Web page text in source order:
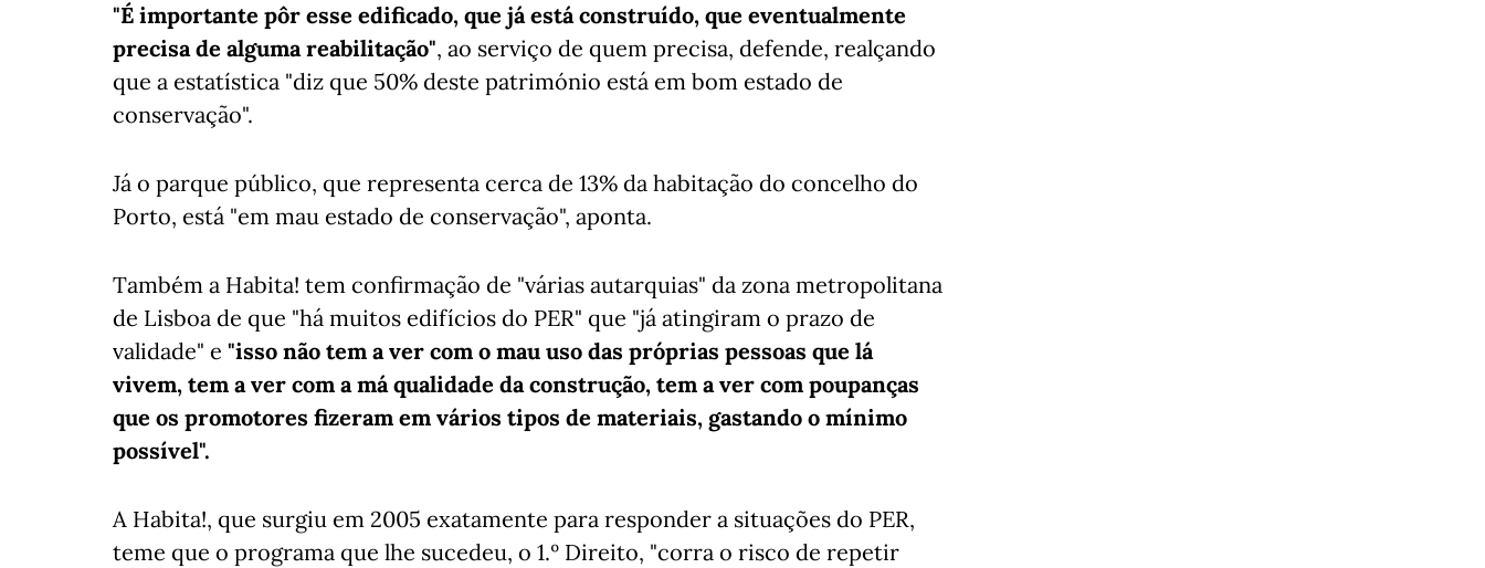
"É importante pôr esse edificado, que já está construído, que eventualmente
precisa de alguma reabilitação", ao serviço de quem precisa, defende, realçando
que a estatística "diz que 50% deste património está em bom estado de
conservação".
Já o parque público, que representa cerca de 13% da habitação do concelho do
Porto, está "em mau estado de conservação", aponta.
Também a Habita! tem confirmação de "várias autarquias" da zona metropolitana
de Lisboa de que "há muitos edifícios do PER" que "já atingiram o prazo de
validade" e "isso não tem a ver com o mau uso das próprias pessoas que lá
vivem, tem a ver com a má qualidade da construção, tem a ver com poupanças
que os promotores fizeram em vários tipos de materiais, gastando o mínimo
possível".
A Habita!, que surgiu em 2005 exatamente para responder a situações do PER,
teme que o programa que lhe sucedeu, o 1.º Direito, "corra o risco de repetir